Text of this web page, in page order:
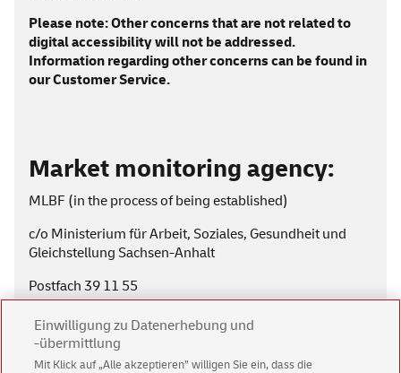
Please note: Other concerns that are not related to
digital accessibility will not be addressed.
Information regarding other concerns can be found in
ourCustomer Service.
Market monitoring agency:
MLBF (in the process of being established)
c/o Ministerium für Arbeit, Soziales, Gesundheit und
Gleichstellung Sachsen-Anhalt
Postfach 39 11 55
39135 Magdeburg
Phone: 0391 567 6970
Einwilligung zu Datenerhebung und
-übermittlung
Mit Klick auf „Alle akzeptieren” willigen Sie ein, dass die